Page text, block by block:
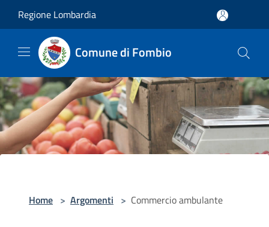
Regione Lombardia
Comune di Fombio
Home > Argomenti > Commercio ambulante